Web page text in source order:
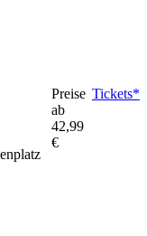
Preise
ab
42,99
€
Tickets*